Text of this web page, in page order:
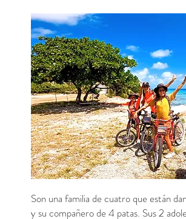
Son una familia de cuatro que están
y su compañero de 4 patas. Sus 2